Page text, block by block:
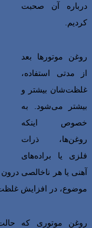
درباره آن صحبت
کردیم.
روغن موتورها بعد
از مدتی استفاده،
غلظت‌شان بیشتر و
بیشتر می‌شود. به
خصوص اینکه
روغن‌ها، ذرات
فلزی یا براده‌های
آهنی یا هر ناخالصی
موضوع، در افزایش غلظت
روغن موتوری که